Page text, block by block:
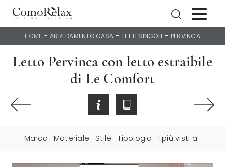
HOME - ARREDAMENTO CASA - LETTI SINGOLI - PERVINCA
Letto Pervinca con letto estraibile
di Le Comfort
Marca Materiale Stile Tipologia I più visti a :